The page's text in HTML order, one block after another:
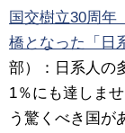
国交樹立30周年
橋となった「日
部）：日系人の
1％にも達しま
う驚くべき国が